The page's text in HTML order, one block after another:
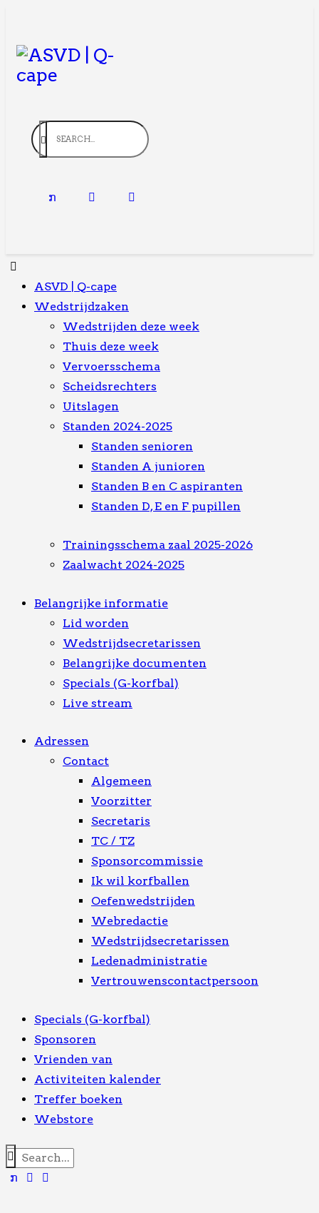
ASVD | Q-cape
Wedstrijdzaken
Wedstrijden deze week
Thuis deze week
Vervoersschema
Scheidsrechters
Uitslagen
Standen 2024-2025
Standen senioren
Standen A junioren
Standen B en C aspiranten
Standen D, E en F pupillen
Trainingsschema zaal 2025-2026
Zaalwacht 2024-2025
Belangrijke informatie
Lid worden
Wedstrijdsecretarissen
Belangrijke documenten
Specials (G-korfbal)
Live stream
Adressen
Contact
Algemeen
Voorzitter
Secretaris
TC / TZ
Sponsorcommissie
Ik wil korfballen
Oefenwedstrijden
Webredactie
Wedstrijdsecretarissen
Ledenadministratie
Vertrouwenscontactpersoon
Specials (G-korfbal)
Sponsoren
Vrienden van
Activiteiten kalender
Treffer boeken
Webstore